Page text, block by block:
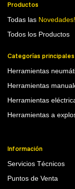
Productos
Todas las Novedades!
Todos los Productos
Categorías principales
Herramientas
Herramientas
Herramientas
Herramientas a
Información
Servicios Técnicos
Puntos de Venta